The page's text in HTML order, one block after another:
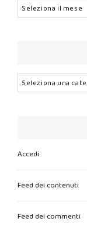
Archivi
Categorie
Accedi
Feed dei contenuti
Feed dei commenti